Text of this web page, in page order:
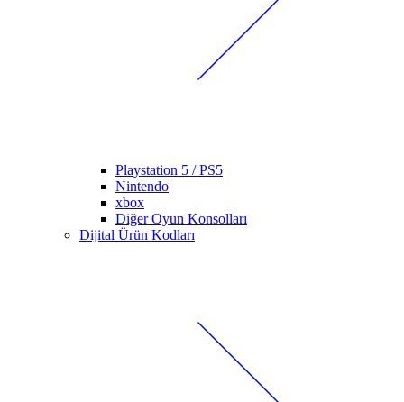
Playstation 5 / PS5
Nintendo
xbox
Diğer Oyun Konsolları
Dijital Ürün Kodları